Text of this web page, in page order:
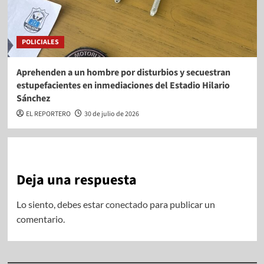
POLICIALES
Aprehenden a un hombre por disturbios y secuestran
estupefacientes en inmediaciones del Estadio Hilario
Sánchez
EL REPORTERO 30 de julio de 2026
Deja una respuesta
Lo siento, debes estarconectadopara publicar un
comentario.